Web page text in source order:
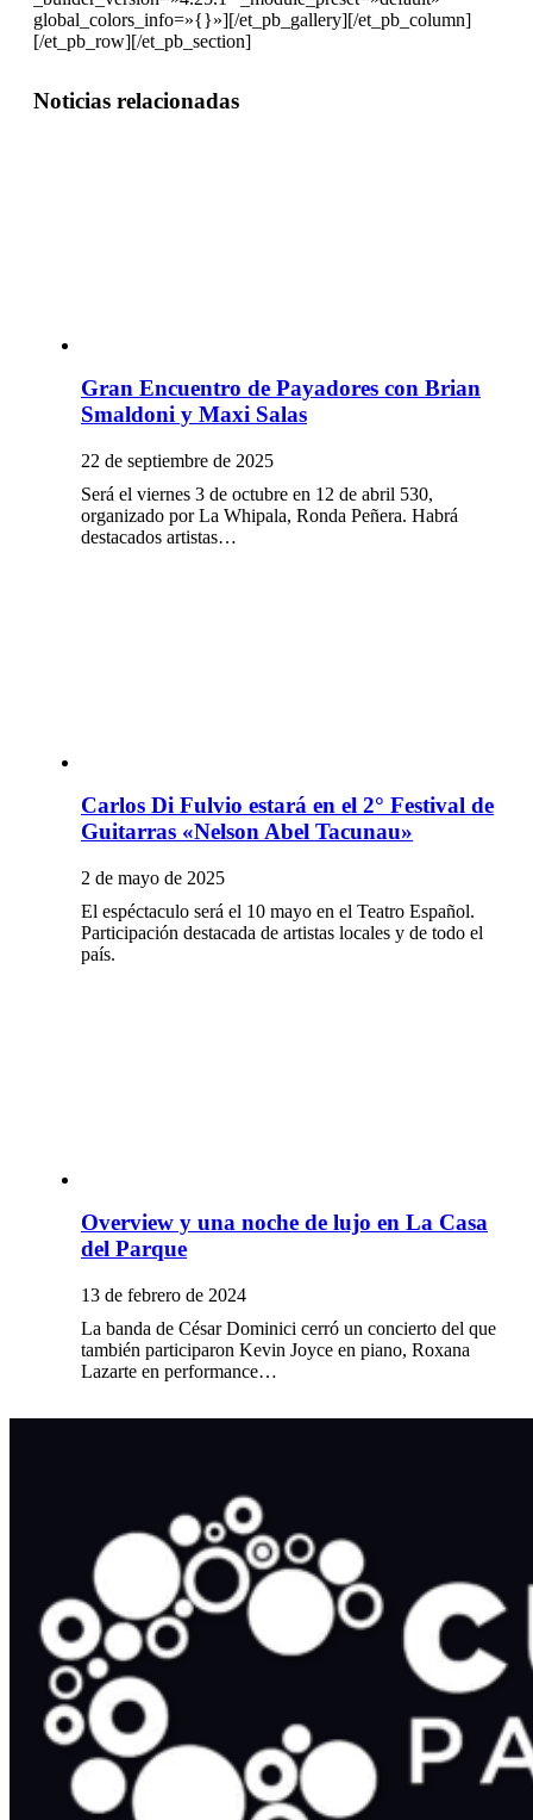
global_colors_info=»{}»][/et_pb_gallery][/et_pb_column]
[/et_pb_row][/et_pb_section]
Noticias relacionadas
Gran Encuentro de Payadores con Brian
Smaldoni y Maxi Salas
22 de septiembre de 2025
Será el viernes 3 de octubre en 12 de abril 530,
organizado por La Whipala, Ronda Peñera. Habrá
destacados artistas…
Carlos Di Fulvio estará en el 2° Festival de
Guitarras «Nelson Abel Tacunau»
2 de mayo de 2025
El espéctaculo será el 10 mayo en el Teatro Español.
Participación destacada de artistas locales y de todo el
país.
Overview y una noche de lujo en La Casa
del Parque
13 de febrero de 2024
La banda de César Dominici cerró un concierto del que
también participaron Kevin Joyce en piano, Roxana
Lazarte en performance…